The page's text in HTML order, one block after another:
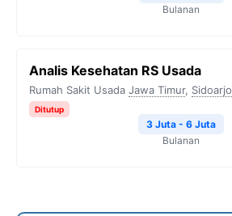
Bulanan
Analis Kesehatan RS Usada
Rumah Sakit Usada Jawa Timur, Sidoarjo
Ditutup
3 Juta - 6 Juta
Bulanan